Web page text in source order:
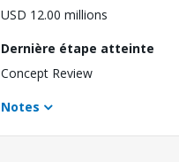
USD 12.00 millions
Dernière étape atteinte
Concept Review
Notes